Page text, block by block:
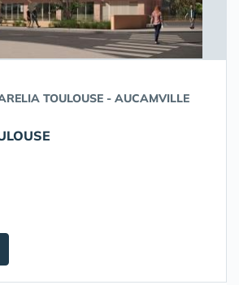
TOULOUSE - AUCAMVILLE